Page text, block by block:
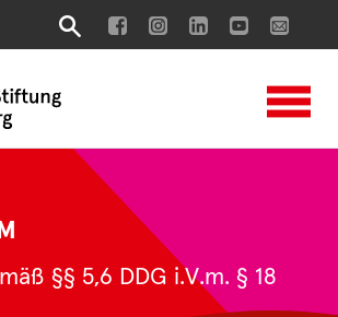
§§ 5,6 DDG i.V.m. § 18